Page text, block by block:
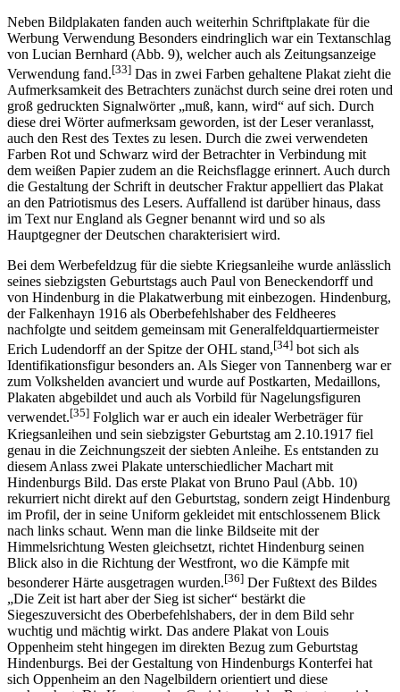
Neben Bildplakaten fanden auch weiterhin Schriftplakate für die
Werbung Verwendung Besonders eindringlich war ein Textanschlag
von Lucian Bernhard (Abb. 9), welcher auch als Zeitungsanzeige
Verwendung fand.[33] Das in zwei Farben gehaltene Plakat zieht die
Aufmerksamkeit des Betrachters zunächst durch seine drei roten und
groß gedruckten Signalwörter „muß, kann, wird“ auf sich. Durch
diese drei Wörter aufmerksam geworden, ist der Leser veranlasst,
auch den Rest des Textes zu lesen. Durch die zwei verwendeten
Farben Rot und Schwarz wird der Betrachter in Verbindung mit
dem weißen Papier zudem an die Reichsflagge erinnert. Auch durch
die Gestaltung der Schrift in deutscher Fraktur appelliert das Plakat
an den Patriotismus des Lesers. Auffallend ist darüber hinaus, dass
im Text nur England als Gegner benannt wird und so als
Hauptgegner der Deutschen charakterisiert wird.
Bei dem Werbefeldzug für die siebte Kriegsanleihe wurde anlässlich
seines siebzigsten Geburtstags auch Paul von Beneckendorff und
von Hindenburg in die Plakatwerbung mit einbezogen. Hindenburg,
der Falkenhayn 1916 als Oberbefehlshaber des Feldheeres
nachfolgte und seitdem gemeinsam mit Generalfeldquartiermeister
Erich Ludendorff an der Spitze der OHL stand,[34] bot sich als
Identifikationsfigur besonders an. Als Sieger von Tannenberg war er
zum Volkshelden avanciert und wurde auf Postkarten, Medaillons,
Plakaten abgebildet und auch als Vorbild für Nagelungsfiguren
verwendet.[35] Folglich war er auch ein idealer Werbeträger für
Kriegsanleihen und sein siebzigster Geburtstag am 2.10.1917 fiel
genau in die Zeichnungszeit der siebten Anleihe. Es entstanden zu
diesem Anlass zwei Plakate unterschiedlicher Machart mit
Hindenburgs Bild. Das erste Plakat von Bruno Paul (Abb. 10)
rekurriert nicht direkt auf den Geburtstag, sondern zeigt Hindenburg
im Profil, der in seine Uniform gekleidet mit entschlossenem Blick
nach links schaut. Wenn man die linke Bildseite mit der
Himmelsrichtung Westen gleichsetzt, richtet Hindenburg seinen
Blick also in die Richtung der Westfront, wo die Kämpfe mit
besonderer Härte ausgetragen wurden.[36] Der Fußtext des Bildes
„Die Zeit ist hart aber der Sieg ist sicher“ bestärkt die
Siegeszuversicht des Oberbefehlshabers, der in dem Bild sehr
wuchtig und mächtig wirkt. Das andere Plakat von Louis
Oppenheim steht hingegen im direkten Bezug zum Geburtstag
Hindenburgs. Bei der Gestaltung von Hindenburgs Konterfei hat
sich Oppenheim an den Nagelbildern orientiert und diese